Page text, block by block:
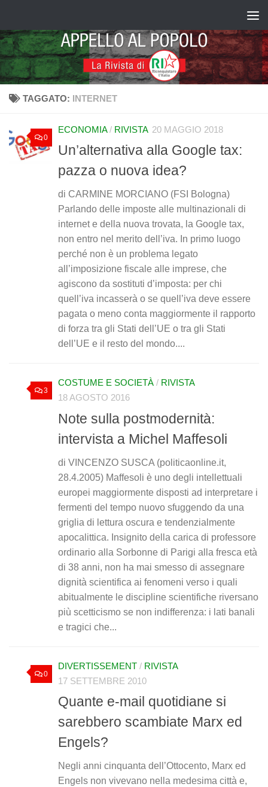
TAGGATO: INTERNET
0
ECONOMIA/ RIVISTA 20 MAGGIO 2018
Un’alternativa alla Google tax:
pazza o nuova idea?
di CARMINE MORCIANO (FSI Bologna)
Parlando delle imposte alle multinazionali di
internet e della nuova trovata, la Google tax,
non entro nel merito dell’iva. In primo luogo
perché non è un problema legato
all’imposizione fiscale alle imprese, che
agiscono da sostituti d’imposta: per chi
quell’iva incasserà o se quell’iva deve essere
pagata o meno conta maggiormente il rapporto
di forza tra gli Stati dell’UE o tra gli Stati
dell’UE e il resto del mondo....
3
COSTUME E SOCIETÀ / RIVISTA
18 AGOSTO 2016
Note sulla postmodernità:
intervista a Michel Maffesoli
di VINCENZO SUSCA (politicaonline.it,
28.4.2005) Maffesoli è uno degli intellettuali
europei maggiormente disposti ad interpretare i
fermenti del tempo nuovo sfuggendo da una
griglia di lettura oscura e tendenzialmente
apocalittica. Insignito della carica di professore
ordinario alla Sorbonne di Parigi alla fresca età
di 38 anni, non ha mai smesso di assegnare
dignità scientifica ai fenomeni verso i quali
abitualmente le discipline scientifiche riversano
più scetticismo se non indifferenza: i lati banali
e tragici che...
0
DIVERTISSEMENT / RIVISTA
17 SETTEMBRE 2010
Quante e-mail quotidiane si
sarebbero scambiate Marx ed
Engels?
Negli anni cinquanta dell’Ottocento, Marx ed
Engels non vivevano nella medesima città e,